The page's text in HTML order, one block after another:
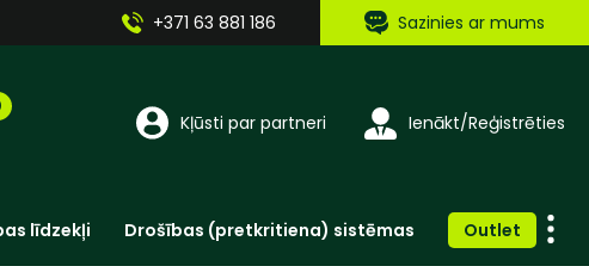
+371 63 881 186 Sazinies ar mums
Kļūsti par partneri Ienākt/Reģistrēties
līdzekļi Drošības (pretkritiena) sistēmas Outlet